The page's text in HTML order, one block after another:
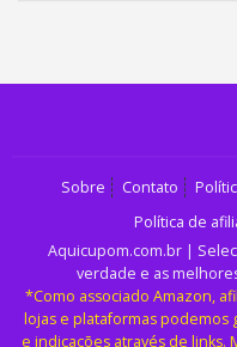
Sobre Contato
Política de
Aquicupom.com.br |
verdade e as
*Como associado Amazon,
lojas e plataformas podemos
e indicações através de links.